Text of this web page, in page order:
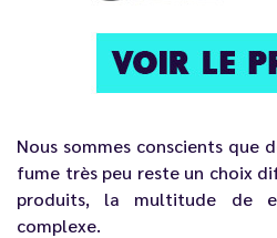
Nous sommes conscients que
fume très peu reste un choix
produits, la multitude de
complexe.